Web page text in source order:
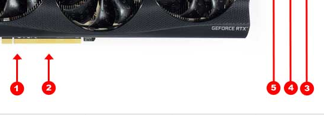
ty nejméně výkonné grafické karty si vystačí se základním napájením přes
(PEG - PCI Express Graphics), která přes dvě nezávislé větve 3.3V a 12V může dodat
75W (respektive 66 W na větvi PEG 12V), výkonnější grafické karty potřebují
Ty pak krom napájení přes PEG musejí využívat ještě další pomocné zdroje
1-3 napájecích konektorů PCIe 12V (6-pin / 8-pin / 12-pin), přes které by nemělo být
spotřebu grafické karty musíme měřit minimálně na dvou a maximálně pak na pěti
podle toho, kolika pomocnými napájecími konektory daná grafická karta